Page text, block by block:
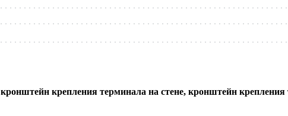
кронштейн крепления терминала на стене, кронштейн крепления